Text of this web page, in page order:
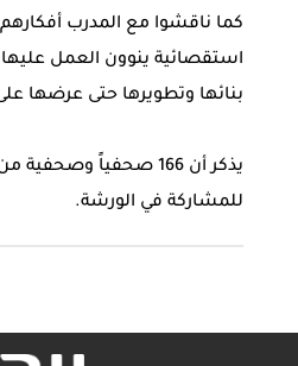
كما ناقشوا مع المدرب
استقصائية ينوون العمل
بنائها وتطويرها حتى عرضها
للمشاركة في الورشة.